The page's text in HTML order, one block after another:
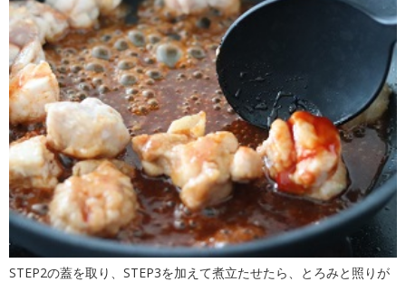
STEP2の蓋を取り、STEP3を加えて煮立たせたら、とろみと照りが